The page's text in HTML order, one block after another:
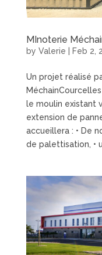
MInoterie
by Valerie Feb 2,
Un projet réalisé
le moulin existant
extension de
accueillera : • De
de palettisation, •